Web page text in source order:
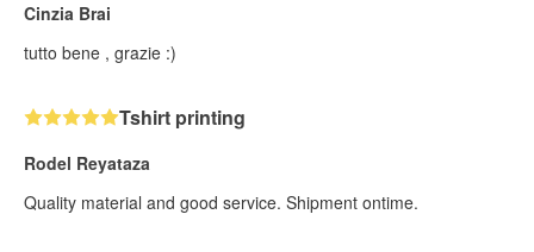
Cinzia Brai
tutto bene , grazie :)
Tshirt printing
Rodel Reyataza
Quality material and good service. Shipment ontime.